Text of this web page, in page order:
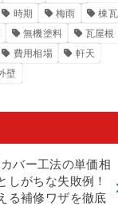
時期 梅雨
棟瓦
無機塗料
瓦屋根
費用相場
軒天
壁
バー工法の単価相
しがちな失敗例！
る補修ワザを徹底